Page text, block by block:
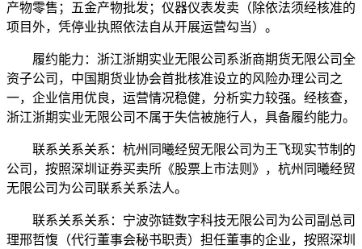
产物零售；五金产物批发；仪器仪表发卖（除依法须经核准的
项目外，凭停业执照依法自从开展运营勾当）。
履约能力：浙江浙期实业无限公司系浙商期货无限公司全
资子公司，中国期货业协会首批核准设立的风险办理公司之
一，企业信用优良，运营情况稳健，分析实力较强。经核查，
浙江浙期实业无限公司不属于失信被施行人，具备履约能力。
联系关系关系：杭州同曦经贸无限公司为王飞现实节制的
公司，按照深圳证券买卖所《股票上市法则》，杭州同曦经贸
无限公司为公司联系关系法人。
联系关系关系：宁波弥链数字科技无限公司为公司副总司
理邢哲愎（代行董事会秘书职责）担任董事的企业，按照深圳